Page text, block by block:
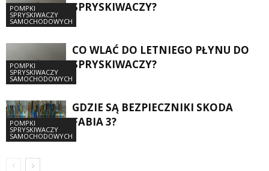
POMPKI
SPRYSKIWACZY
SAMOCHODOWYCH
SPRYSKIWACZY?
POMPKI
SPRYSKIWACZY
SAMOCHODOWYCH
CO WLAĆ DO LETNIEGO PŁYNU DO
SPRYSKIWACZY?
POMPKI
SPRYSKIWACZY
SAMOCHODOWYCH
GDZIE SĄ BEZPIECZNIKI SKODA
FABIA 3?